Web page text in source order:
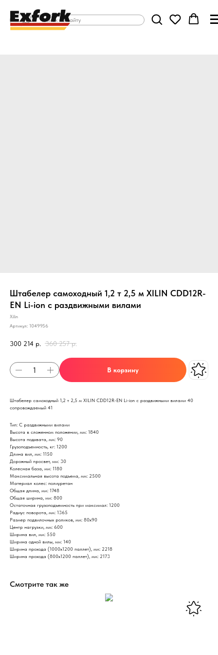
Штабелер самоходный 1,2 т 2,5 м XILIN CDD12R-
EN Li-ion с раздвижными вилами
Xilin
Артикул: 1049956
300 214 р. 360 257 р.
В корзину
Штабелер самоходный 1,2 т 2,5 м XILIN CDD12R-EN Li-ion с раздвижными вилами 40
сопровождаемый 41
Тип: С раздвижными вилами
Высота в сложенном положении, мм: 1840
Высота подхвата, мм: 90
Грузоподъемность, кг: 1200
Длина вил, мм: 1150
Дорожный просвет, мм: 30
Колесная база, мм: 1180
Максимальная высота подъема, мм: 2500
Материал колес: полиуретан
Общая длина, мм: 1748
Общая ширина, мм: 800
Остаточная грузоподъемность при максимал: 1200
Радиус поворота, мм: 1365
Размер подвилочных роликов, мм: 80х90
Центр нагрузки, мм: 600
Ширина вил, мм: 550
Ширина одной вилы, мм: 140
Ширина прохода (1000х1200 паллет), мм: 2218
Ширина прохода (800х1200 паллет), мм: 2173
Смотрите так же